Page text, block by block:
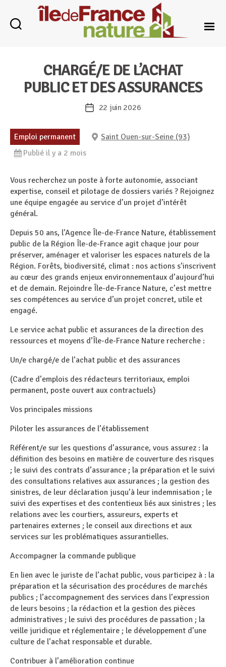
France
Nature
CHARGÉ/E DE L’ACHAT
PUBLIC ET DES ASSURANCES
Date
l’article
22 juin 2026
Emploi permanent
Saint Ouen-sur-Seine (93)
Publié il y a 2 mois
Vous recherchez un poste à forte autonomie, associant
expertise, conseil et pilotage de dossiers variés ? Rejoignez
une équipe engagée au service d’un projet d’intérêt
général.
Depuis 50 ans, l’Agence Île-de-France Nature, établissement
public de la Région Île-de-France agit chaque jour pour
préserver, aménager et valoriser les espaces naturels de la
Région. Forêts, biodiversité, climat : nos actions s’inscrivent
au cœur des grands enjeux environnementaux d’aujourd’hui
et de demain. Rejoindre Île-de-France Nature, c’est mettre
ses compétences au service d’un projet concret, utile et
engagé.
Le service achat public et assurances de la direction des
ressources et moyens d’Île-de-France Nature recherche :
Un/e chargé/e de l’achat public et des assurances
(Cadre d’emplois des rédacteurs territoriaux, emploi
permanent, poste ouvert aux contractuels)
Vos principales missions
Piloter les assurances de l’établissement
Référent/e sur les questions d’assurance, vous assurez : la
définition des besoins en matière de couverture des risques
; le suivi des contrats d’assurance ; la préparation et le suivi
des consultations relatives aux assurances ; la gestion des
sinistres, de leur déclaration jusqu’à leur indemnisation ; le
suivi des expertises et des contentieux liés aux sinistres ; les
relations avec les courtiers, assureurs, experts et
partenaires externes ; le conseil aux directions et aux
services sur les problématiques assurantielles.
Accompagner la commande publique
En lien avec le juriste de l’achat public, vous participez à : la
préparation et la sécurisation des procédures de marchés
publics ; l’accompagnement des services dans l’expression
de leurs besoins ; la rédaction et la gestion des pièces
administratives ; le suivi des procédures de passation ; la
veille juridique et réglementaire ; le développement d’une
culture de l’achat responsable et durable.
Contribuer à l’amélioration continue